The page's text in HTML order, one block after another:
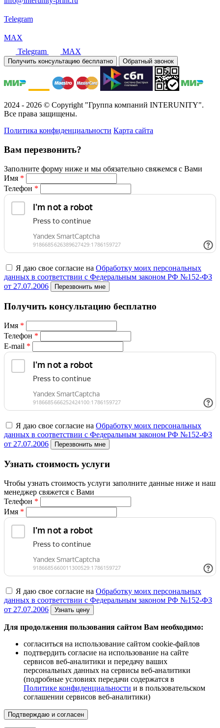
Telegram
MAX
Telegram
MAX
Получить консультацию бесплатно Обратный звонок
2024 - 2026 © Copyright "Группа компаний INTERUNITY".
Все права защищены.
Политика конфиденциальности Карта сайта
Вам перезвонить?
Заполните форму ниже и мы обязательно свяжемся с Вами
Имя *
Телефон *
Я даю свое согласие на Обработку моих персональных
данных в соответствии с Федеральным законом РФ №152-ФЗ
от 27.07.2006
Перезвонить мне
Получить консультацию бесплатно
Имя *
Телефон *
E-mail *
Я даю свое согласие на Обработку моих персональных
данных в соответствии с Федеральным законом РФ №152-ФЗ
от 27.07.2006
Перезвонить мне
Узнать стоимость услуги
Чтобы узнать стоимость услуги заполните данные ниже и наш
менеджер свяжется с Вами
Телефон *
Имя *
Я даю свое согласие на Обработку моих персональных
данных в соответствии с Федеральным законом РФ №152-ФЗ
от 27.07.2006
Узнать цену
Для продолжения пользования сайтом Вам необходимо:
согласиться на использование сайтом cookie-файлов
подтвердить согласие на использование на сайте
сервисов веб-аналитики и передачу ваших
персональных данных на сервисы веб-аналитики
(подробные условиях передачи содержатся в
Политике конфиденциальности и в пользовательском
соглашении сервисов веб-аналитики)
Подтверждаю и согласен